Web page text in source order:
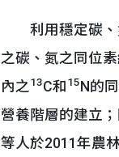
利用穩定碳、
之碳、氮之同位
內之 13C和 15N的
營養階層的建立
等人於2011年農